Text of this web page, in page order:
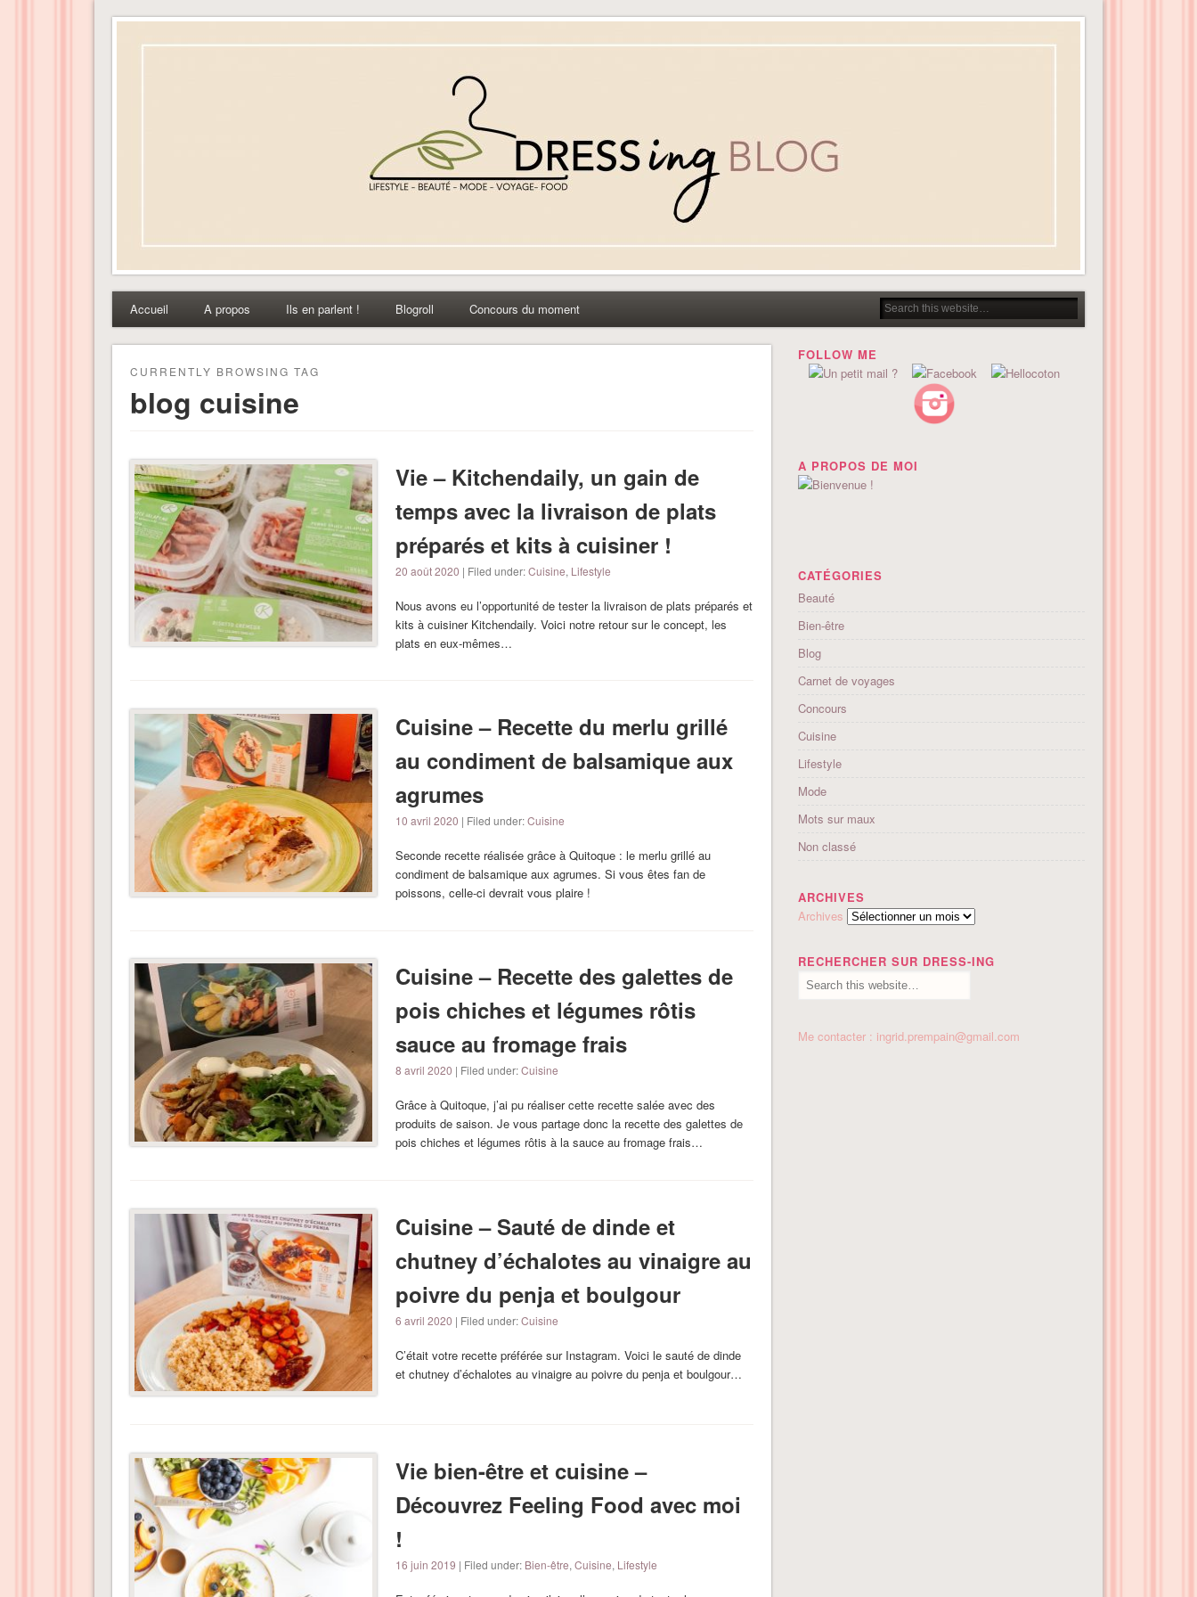
Dress-ing – Blog lifestyle beauté mode à Caen
Accueil A propos Ils en parlent ! Blogroll Concours du moment
CURRENTLY BROWSING TAG
blog cuisine
Vie – Kitchendaily, un gain de
temps avec la livraison de plats
préparés et kits à cuisiner !
20 août 2020 | Filed under:Cuisine, Lifestyle
Nous avons eu l’opportunité de tester la livraison de plats préparés et
kits à cuisiner Kitchendaily. Voici notre retour sur le concept, les
plats en eux-mêmes…
Cuisine – Recette du merlu grillé
au condiment de balsamique aux
agrumes
10 avril 2020 | Filed under:Cuisine
Seconde recette réalisée grâce à Quitoque : le merlu grillé au
condiment de balsamique aux agrumes. Si vous êtes fan de
poissons, celle-ci devrait vous plaire !
Cuisine – Recette des galettes de
pois chiches et légumes rôtis
sauce au fromage frais
8 avril 2020 | Filed under:Cuisine
Grâce à Quitoque, j’ai pu réaliser cette recette salée avec des
produits de saison. Je vous partage donc la recette des galettes de
pois chiches et légumes rôtis à la sauce au fromage frais…
Cuisine – Sauté de dinde et
chutney d’échalotes au vinaigre au
poivre du penja et boulgour
6 avril 2020 | Filed under:Cuisine
C’était votre recette préférée sur Instagram. Voici le sauté de dinde
et chutney d’échalotes au vinaigre au poivre du penja et boulgour…
Vie bien-être et cuisine –
Découvrez Feeling Food avec moi
!
16 juin 2019 | Filed under: Bien-être, Cuisine, Lifestyle
FOLLOW ME
A PROPOS DE MOI
CATÉGORIES
Beauté
Bien-être
Blog
Carnet de voyages
Concours
Cuisine
Lifestyle
Mode
Mots sur maux
Non classé
ARCHIVES
Archives
RECHERCHER SUR DRESS-ING
Me contacter : ingrid.prempain@gmail.com